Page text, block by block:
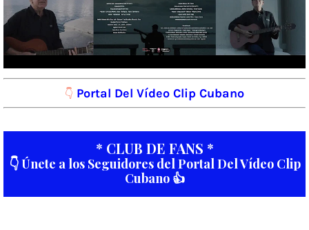
👇 Portal Del Vídeo Clip Cubano
* CLUB DE FANS *
👇 Únete a los Seguidores del Portal Del Vídeo Clip
Cubano 👍